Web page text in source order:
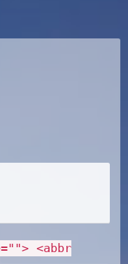
<abbr